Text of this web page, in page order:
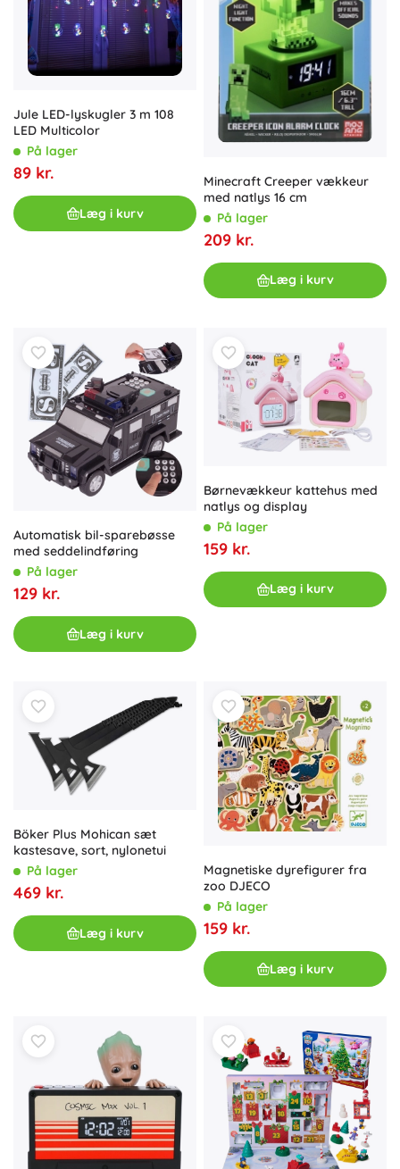
Jule LED-lyskugler 3 m 108
LED Multicolor
På lager
89 kr.
Læg i kurv
Minecraft Creeper vækkeur
med natlys 16 cm
På lager
209 kr.
Læg i kurv
Automatisk bil-sparebøsse
med seddelindføring
På lager
129 kr.
Læg i kurv
Børnevækkeur kattehus med
natlys og display
På lager
159 kr.
Læg i kurv
Böker Plus Mohican sæt
kastesave, sort, nylonetui
På lager
469 kr.
Læg i kurv
Magnetiske dyrefigurer fra
zoo DJECO
På lager
159 kr.
Læg i kurv